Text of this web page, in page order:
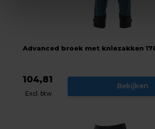
Advanced broek met kniezakken
104,81
Excl. btw
Bekijken